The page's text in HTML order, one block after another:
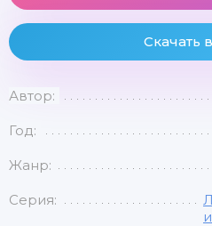
Скачать
Автор:
Год:
Жанр:
Серия: